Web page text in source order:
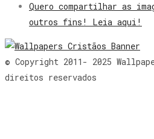
Quero compartilhar as
outros fins! Leia aqui!
© Copyright 2011- 2025
direitos reservados